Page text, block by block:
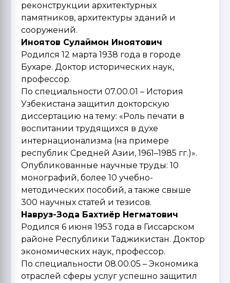
реконструкции архитектурных
памятников, архитектуры зданий и
сооружений.
Иноятов Сулаймон Иноятович
Родился 12 марта 1938 года в городе
Бухаре. Доктор исторических наук,
профессор.
По специальности 07.00.01 – История
Узбекистана защитил докторскую
диссертацию на тему: «Роль печати в
воспитании трудящихся в духе
интернационализма (на примере
республик Средней Азии, 1961–1985 гг.)».
Опубликованные научные труды: 10
монографий, более 10 учебно-
методических пособий, а также свыше
300 научных статей и тезисов.
Навруз-Зода Бахтиёр Негматович
Родился 6 июня 1953 года в Гиссарском
районе Республики Таджикистан. Доктор
экономических наук, профессор.
По специальности 08.00.05 – Экономика
отраслей сферы услуг успешно защитил